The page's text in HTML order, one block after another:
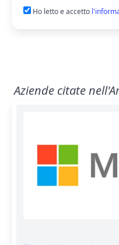
Ho letto e accetto
Aziende citate